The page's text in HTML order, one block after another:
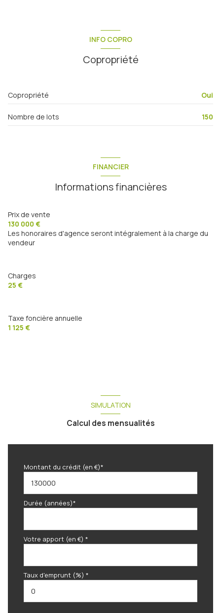
INFO COPRO
Copropriété
Copropriété Oui
Nombre de lots 150
FINANCIER
Informations financières
Prix de vente
130 000 €
Les honoraires d'agence seront intégralement à la charge du
vendeur
Charges
25 €
Taxe foncière annuelle
1 125 €
SIMULATION
Calcul des mensualités
Montant du crédit (en €)*
Durée (années)*
Votre apport (en €) *
Taux d'emprunt (%) *